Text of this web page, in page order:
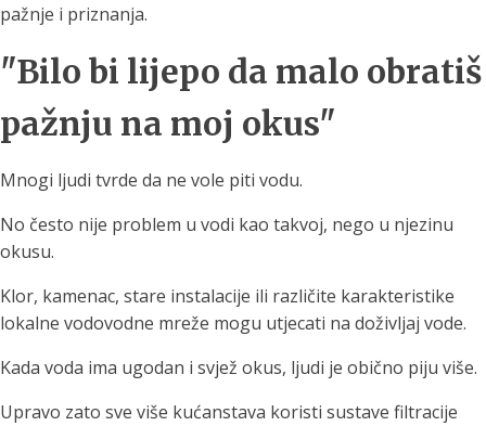
pažnje i priznanja.
"Bilo bi lijepo da malo obratiš
pažnju na moj okus"
Mnogi ljudi tvrde da ne vole piti vodu.
No često nije problem u vodi kao takvoj, nego u njezinu
okusu.
Klor, kamenac, stare instalacije ili različite karakteristike
lokalne vodovodne mreže mogu utjecati na doživljaj vode.
Kada voda ima ugodan i svjež okus, ljudi je obično piju više.
Upravo zato sve više kućanstava koristi sustave filtracije